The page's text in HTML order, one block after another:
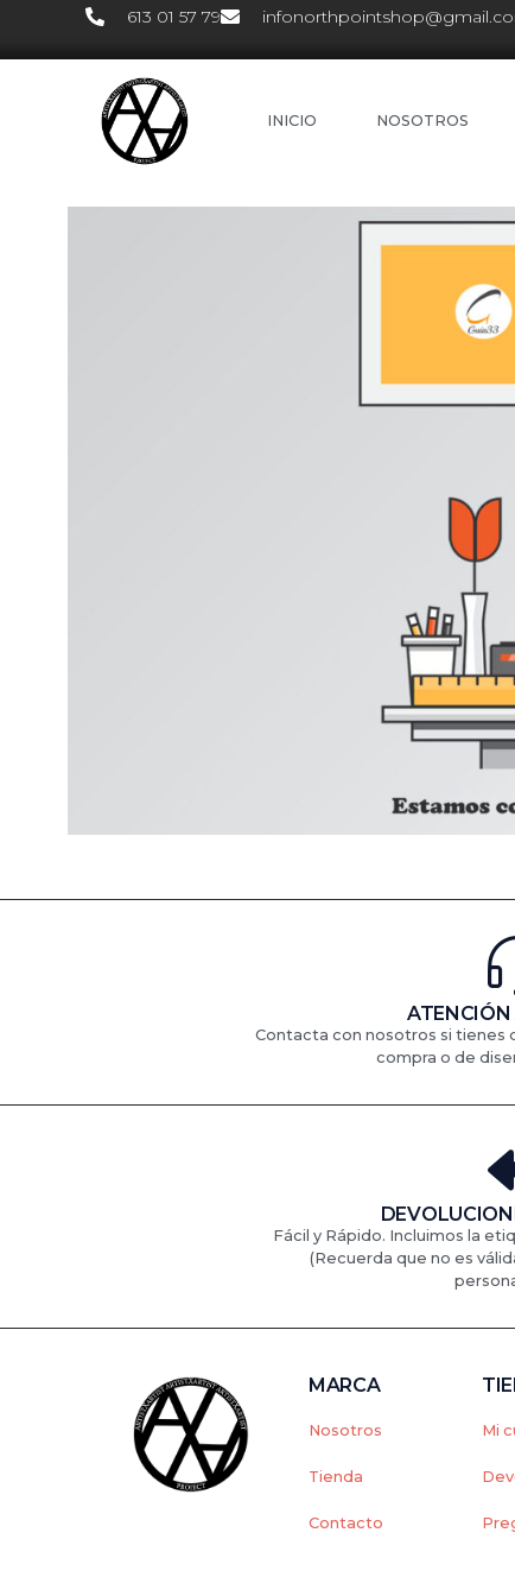
613 01 57 79
INICIO NOSOTROS
ATENCIÓN
Contacta con nosotros si tienes
compra o de
Fácil y Rápido. Incluimos la
(Recuerda que no es
MARCA
Nosotros
Tienda
Contacto
Mi